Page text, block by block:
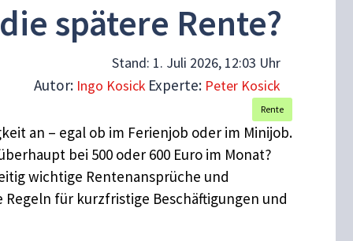
spätere Rente?
Stand: 1. Juli 2026, 12:03 Uhr
Autor: Ingo Kosick Experte: Peter Kosick
Rente
an – egal ob im Ferienjob oder im Minijob.
bei 500 oder 600 Euro im Monat?
wichtige Rentenansprüche und
für kurzfristige Beschäftigungen und